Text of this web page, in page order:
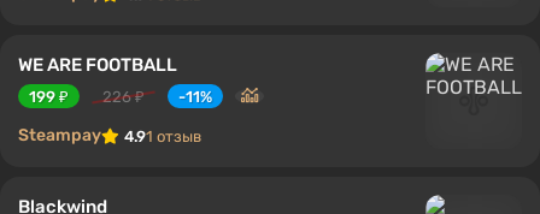
WE ARE FOOTBALL
199 ₽ 226 ₽ -11%
Steampay 4.91 отзыв
Blackwind